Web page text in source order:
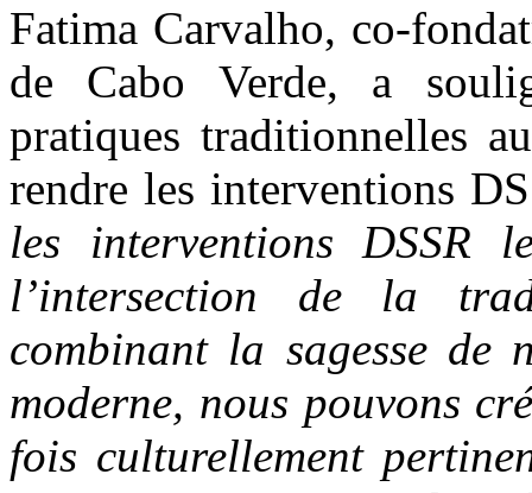
Fatima Carvalho, co-
de Cabo Verde, a
pratiques traditionnelles
rendre les interventions
les interventions DSSR
l’intersection de la
combinant la sagesse de
moderne, nous pouvons
fois culturellement